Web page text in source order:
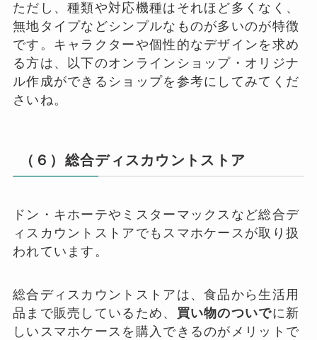
ただし、種類や対応機種はそれほど多くなく、
無地タイプなどシンプルなものが多いのが特徴
です。キャラクターや個性的なデザインを求め
る方は、以下のオンラインショップ・オリジナ
ル作成ができるショップを参考にしてみてくだ
さいね。
（６）総合ディスカウントストア
ドン・キホーテやミスターマックスなど総合デ
ィスカウントストアでもスマホケースが取り扱
われています。
総合ディスカウントストアは、食品から生活用
品まで販売しているため、 買い物のついでに新
しいスマホケースを購入できるのがメリットで